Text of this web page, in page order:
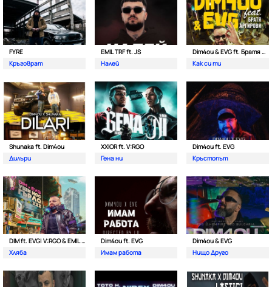
FYRE
Кръговрат
EMIL TRF ft. JS
Налей
Dim4ou & EVG ft. Братя Аргирови
Как си ти
Shunaka ft. Dim4ou
Дилъри
XXIOR ft. V:RGO
Гена ни
Dim4ou ft. EVG
Кръстопът
DIM ft. EVG| V:RGO & EMIL TRF
Хляба
Dim4ou ft. EVG
Имам работа
Dim4ou & EVG
Нищо Друго